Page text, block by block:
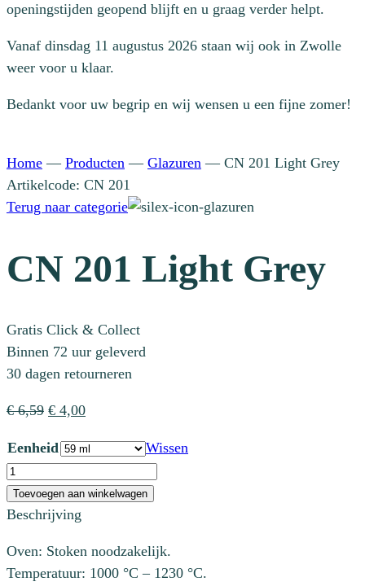
openingstijden geopend blijft en u graag verder helpt.
Vanaf dinsdag 11 augustus 2026 staan wij ook in Zwolle
weer voor u klaar.
Bedankt voor uw begrip en wij wensen u een fijne zomer!
Home — Producten — Glazuren — CN 201 Light Grey
Artikelcode: CN 201
Terug naar categorie
CN 201 Light Grey
Gratis Click & Collect
Binnen 72 uur geleverd
30 dagen retourneren
€6,59 Oorspronkelijke
was:
€ 6,59.
€ 4,00Huidige
is:
€ 4,00.
Eenheid
Wissen
CN
201
Light
aantal
Toevoegen aan winkelwagen
Beschrijving
Oven: Stoken noodzakelijk.
Temperatuur: 1000 °C – 1230 °C.